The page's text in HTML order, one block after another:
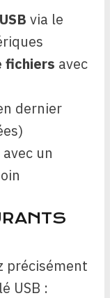
via le
fichiers avec
dernier
avec un
précisément
USB :